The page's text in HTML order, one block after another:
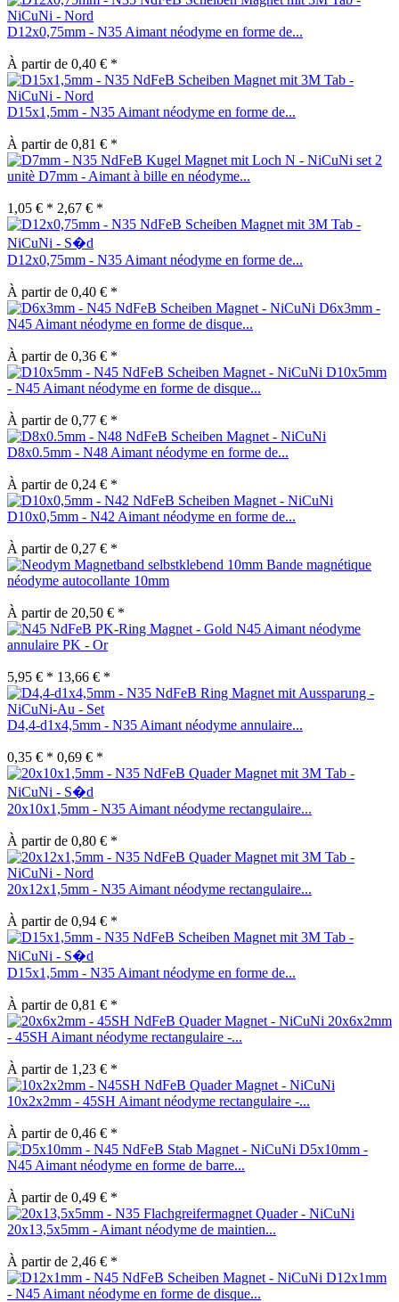
D12x0,75mm - N35 Aimant néodyme en forme de...
À partir de 0,40 € *
D15x1,5mm - N35 Aimant néodyme en forme de...
À partir de 0,81 € *
set 2
unitè D7mm - Aimant à bille en néodyme...
1,05 € * 2,67 € *
D12x0,75mm - N35 Aimant néodyme en forme de...
À partir de 0,40 € *
D6x3mm -
N45 Aimant néodyme en forme de disque...
À partir de 0,36 € *
D10x5mm
- N45 Aimant néodyme en forme de disque...
À partir de 0,77 € *
D8x0.5mm - N48 Aimant néodyme en forme de...
À partir de 0,24 € *
D10x0,5mm - N42 Aimant néodyme en forme de...
À partir de 0,27 € *
Bande magnétique
néodyme autocollante 10mm
À partir de 20,50 € *
N45 Aimant néodyme
annulaire PK - Or
5,95 € * 13,66 € *
D4,4-d1x4,5mm - N35 Aimant néodyme annulaire...
0,35 € * 0,69 € *
20x10x1,5mm - N35 Aimant néodyme rectangulaire...
À partir de 0,80 € *
20x12x1,5mm - N35 Aimant néodyme rectangulaire...
À partir de 0,94 € *
D15x1,5mm - N35 Aimant néodyme en forme de...
À partir de 0,81 € *
20x6x2mm
- 45SH Aimant néodyme rectangulaire -...
À partir de 1,23 € *
10x2x2mm - 45SH Aimant néodyme rectangulaire -...
À partir de 0,46 € *
D5x10mm -
N45 Aimant néodyme en forme de barre...
À partir de 0,49 € *
20x13,5x5mm - Aimant néodyme de maintien...
À partir de 2,46 € *
D12x1mm
- N45 Aimant néodyme en forme de disque...